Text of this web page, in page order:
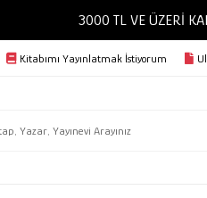
3000 TL VE ÜZERİ
Kitabımı Yayınlatmak İstiyorum